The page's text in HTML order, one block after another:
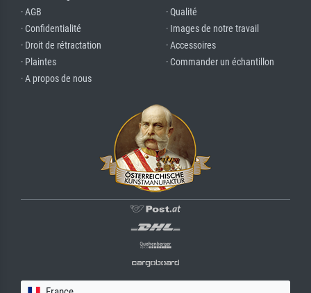
· AGB
· Confidentialité
· Droit de rétractation
· Plaintes
· A propos de nous
· Qualité
· Images de notre travail
· Accessoires
· Commander un échantillon